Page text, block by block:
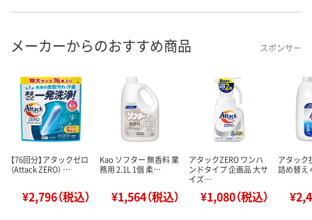
メーカーからのおすすめ商品 スポンサー
【76回分】アタックゼロ
（Attack ZERO） …
¥2,796（税込）
Kao ソフター 無香料 業
務用 2.1L 1個 柔…
¥1,564（税込）
アタックZERO ワンハ
ンドタイプ 企画品 大サ
イズ…
¥1,080（税込）
アタック
詰め替え